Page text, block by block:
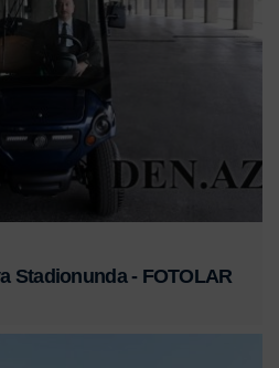
Stadionunda - FOTOLAR